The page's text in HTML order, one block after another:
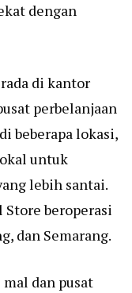
dengan
di kantor
perbelanjaan
beberapa lokasi,
untuk
lebih santai.
Store beroperasi
dan Semarang.
dan pusat